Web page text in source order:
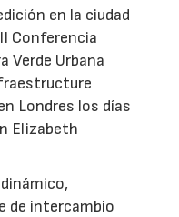
en la ciudad
Conferencia
Verde Urbana
Londres los días
Elizabeth
de intercambio